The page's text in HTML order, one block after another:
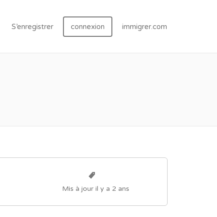
S’enregistrer connexion immigrer.com
Mis à jour il y a 2 ans